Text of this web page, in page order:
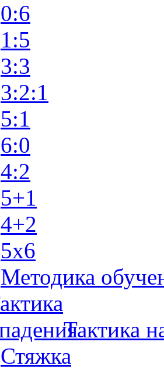
0:6
1:5
3:3
3:2:1
5:1
6:0
4:2
5+1
4+2
5x6
Методика
Тактика
Стяжка